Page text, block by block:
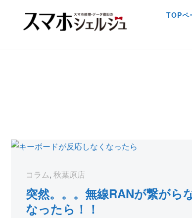
TOPペ
コラム, 秋葉原店
突然。。。無線RANが繋がら
なったら！！